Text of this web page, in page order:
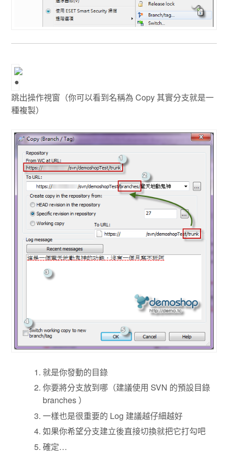
跳出操作視窗（你可以看到名稱為 Copy 其實分支就是一
種複製）
就是你發動的目錄
你要將分支放到哪（建議使用 SVN 的預設目錄
branches ）
一樣也是很重要的 Log 建議越仔細越好
如果你希望分支建立後直接切換就把它打勾吧
確定…